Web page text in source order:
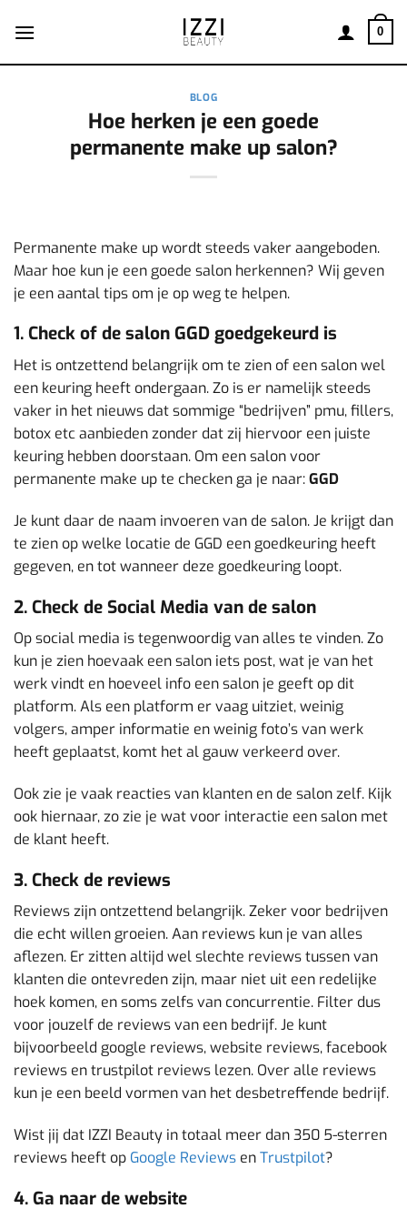
naar
0
BLOG
Hoe herken je een goede
permanente make up salon?
Permanente make up wordt steeds vaker aangeboden.
Maar hoe kun je een goede salon herkennen? Wij geven
je een aantal tips om je op weg te helpen.
1. Check of de salon GGD goedgekeurd is
Het is ontzettend belangrijk om te zien of een salon wel
een keuring heeft ondergaan. Zo is er namelijk steeds
vaker in het nieuws dat sommige “bedrijven” pmu, fillers,
botox etc aanbieden zonder dat zij hiervoor een juiste
keuring hebben doorstaan. Om een salon voor
permanente make up te checken ga je naar:GGD
Je kunt daar de naam invoeren van de salon. Je krijgt dan
te zien op welke locatie de GGD een goedkeuring heeft
gegeven, en tot wanneer deze goedkeuring loopt.
2. Check de Social Media van de salon
Op social media is tegenwoordig van alles te vinden. Zo
kun je zien hoevaak een salon iets post, wat je van het
werk vindt en hoeveel info een salon je geeft op dit
platform. Als een platform er vaag uitziet, weinig
volgers, amper informatie en weinig foto’s van werk
heeft geplaatst, komt het al gauw verkeerd over.
Ook zie je vaak reacties van klanten en de salon zelf. Kijk
ook hiernaar, zo zie je wat voor interactie een salon met
de klant heeft.
3. Check de reviews
Reviews zijn ontzettend belangrijk. Zeker voor bedrijven
die echt willen groeien. Aan reviews kun je van alles
aflezen. Er zitten altijd wel slechte reviews tussen van
klanten die ontevreden zijn, maar niet uit een redelijke
hoek komen, en soms zelfs van concurrentie. Filter dus
voor jouzelf de reviews van een bedrijf. Je kunt
bijvoorbeeld google reviews, website reviews, facebook
reviews en trustpilot reviews lezen. Over alle reviews
kun je een beeld vormen van het desbetreffende bedrijf.
Wist jij dat IZZI Beauty in totaal meer dan 350 5-sterren
reviews heeft op Google Reviews enTrustpilot?
4. Ga naar de website